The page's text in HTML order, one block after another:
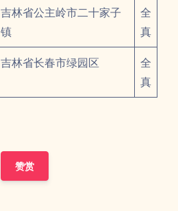
吉林省公主岭市二十家子
镇
全
真
吉林省长春市绿园区
全
真
赞赏